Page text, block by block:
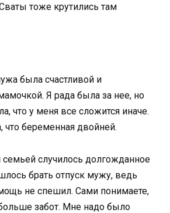
тоже крутились там
была счастливой и
Я рада была за нее, но
что у меня все сложится иначе.
что беременная двойней.
случилось долгожданное
брать отпуск мужу, ведь
не спешил. Сами понимаете,
забот. Мне надо было